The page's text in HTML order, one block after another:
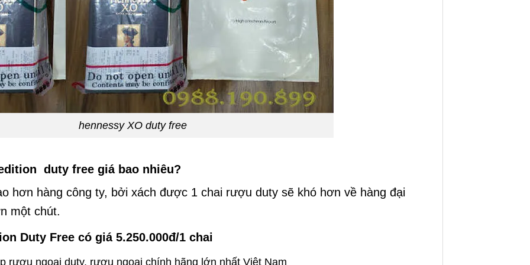
hennessy XO duty free
duty free giá bao nhiêu?
hơn hàng công ty, bởi xách được 1 chai rượu duty sẽ khó hơn về hàng đại
một chút.
Duty Free có giá 5.250.000đ/1 chai
rượu ngoại duty, rượu ngoại chính hãng lớn nhất Việt Nam